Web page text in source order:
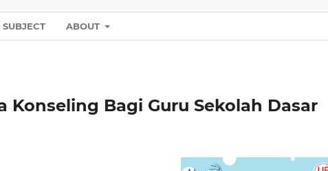
SUBJECT ABOUT
Konseling Bagi Guru Sekolah Dasar